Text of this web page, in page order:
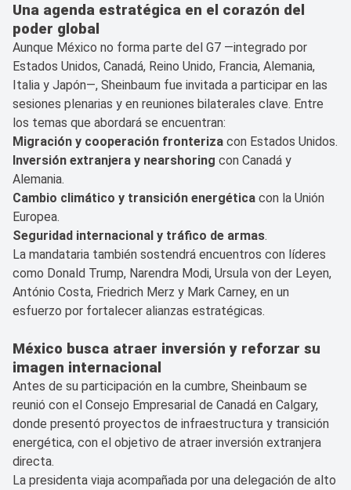
Una agenda estratégica en el corazón del
poder global
Aunque México no forma parte del G7 —integrado por
Estados Unidos, Canadá, Reino Unido, Francia, Alemania,
Italia y Japón—, Sheinbaum fue invitada a participar en las
sesiones plenarias y en reuniones bilaterales clave. Entre
los temas que abordará se encuentran:
Migración y cooperación fronteriza con Estados Unidos.
Inversión extranjera y nearshoring con Canadá y
Alemania.
Cambio climático y transición energética con la Unión
Europea.
Seguridad internacional y tráfico de armas.
La mandataria también sostendrá encuentros con líderes
como Donald Trump, Narendra Modi, Ursula von der Leyen,
António Costa, Friedrich Merz y Mark Carney, en un
esfuerzo por fortalecer alianzas estratégicas.
México busca atraer inversión y reforzar su
imagen internacional
Antes de su participación en la cumbre, Sheinbaum se
reunió con el Consejo Empresarial de Canadá en Calgary,
donde presentó proyectos de infraestructura y transición
energética, con el objetivo de atraer inversión extranjera
directa.
La presidenta viaja acompañada por una delegación de alto